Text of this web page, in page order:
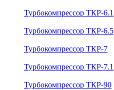
Турбокомпрессор ТКР-6.1
Турбокомпрессор ТКР-6.5
Турбокомпрессор ТКР-7
Турбокомпрессор ТКР-7.1
Турбокомпрессор ТКР-90